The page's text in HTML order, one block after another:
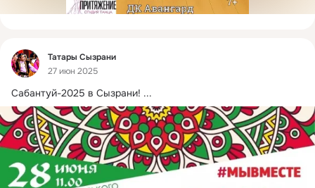
Фид
Татары Сызрани
27 июн 2025
Сабантуй-2025 в Сызрани! ...